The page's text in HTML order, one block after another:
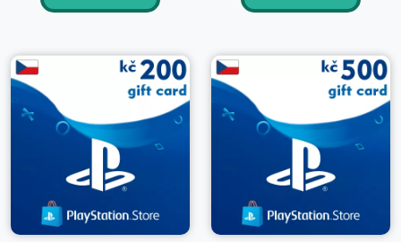
wordt geleverd.
Kan de code op een ander regionaal account
worden gebruikt?
Nee, het is alleen geldig voor Tsjechische PlayStation-